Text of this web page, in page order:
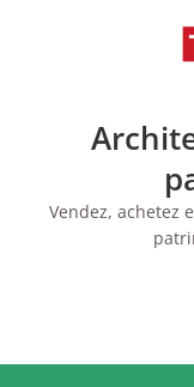
Vendez, achetez